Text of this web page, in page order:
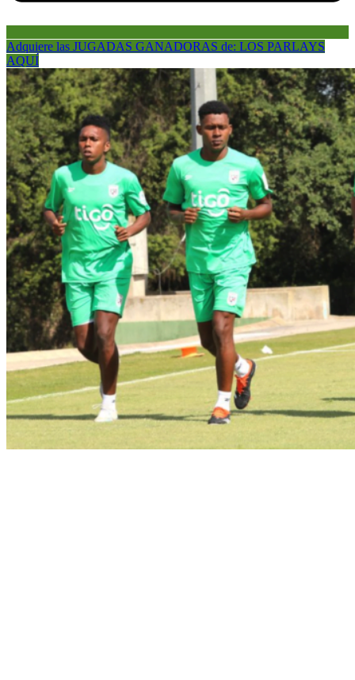
Adquiere las JUGADAS GANADORAS de: LOS PARLAYS
AQUÍ